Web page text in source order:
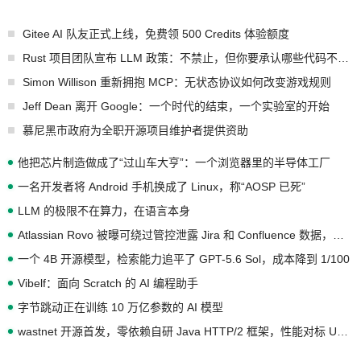
Gitee AI 队友正式上线，免费领 500 Credits 体验额度
Simon Willison 重新拥抱 MCP：无状态协议如何改变游戏规则
Jeff Dean 离开 Google：一个时代的结束，一个实验室的开始
慕尼黑市政府为全职开源项目维护者提供资助
他把芯片制造做成了“过山车大亨”：一个浏览器里的半导体工厂
一名开发者将 Android 手机换成了 Linux，称“AOSP 已死”
LLM 的极限不在算力，在语言本身
一个 4B 开源模型，检索能力追平了 GPT-5.6 Sol，成本降到 1/100
Vibelf：面向 Scratch 的 AI 编程助手
字节跳动正在训练 10 万亿参数的 AI 模型